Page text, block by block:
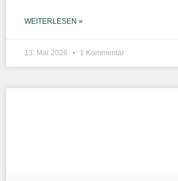
WEITERLESEN »
13. Mai 2026 1 Kommentar